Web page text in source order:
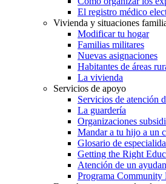
El registro médico
Vivienda y situaciones
Modificar tu hogar
Familias militares
Nuevas asignaciones
Habitantes de áreas
La vivienda
Servicios de apoyo
Servicios de atención
La guardería
Organizaciones
Mandar a tu hijo a un
Glosario de
Getting the Right
Atención de un
Programa Community